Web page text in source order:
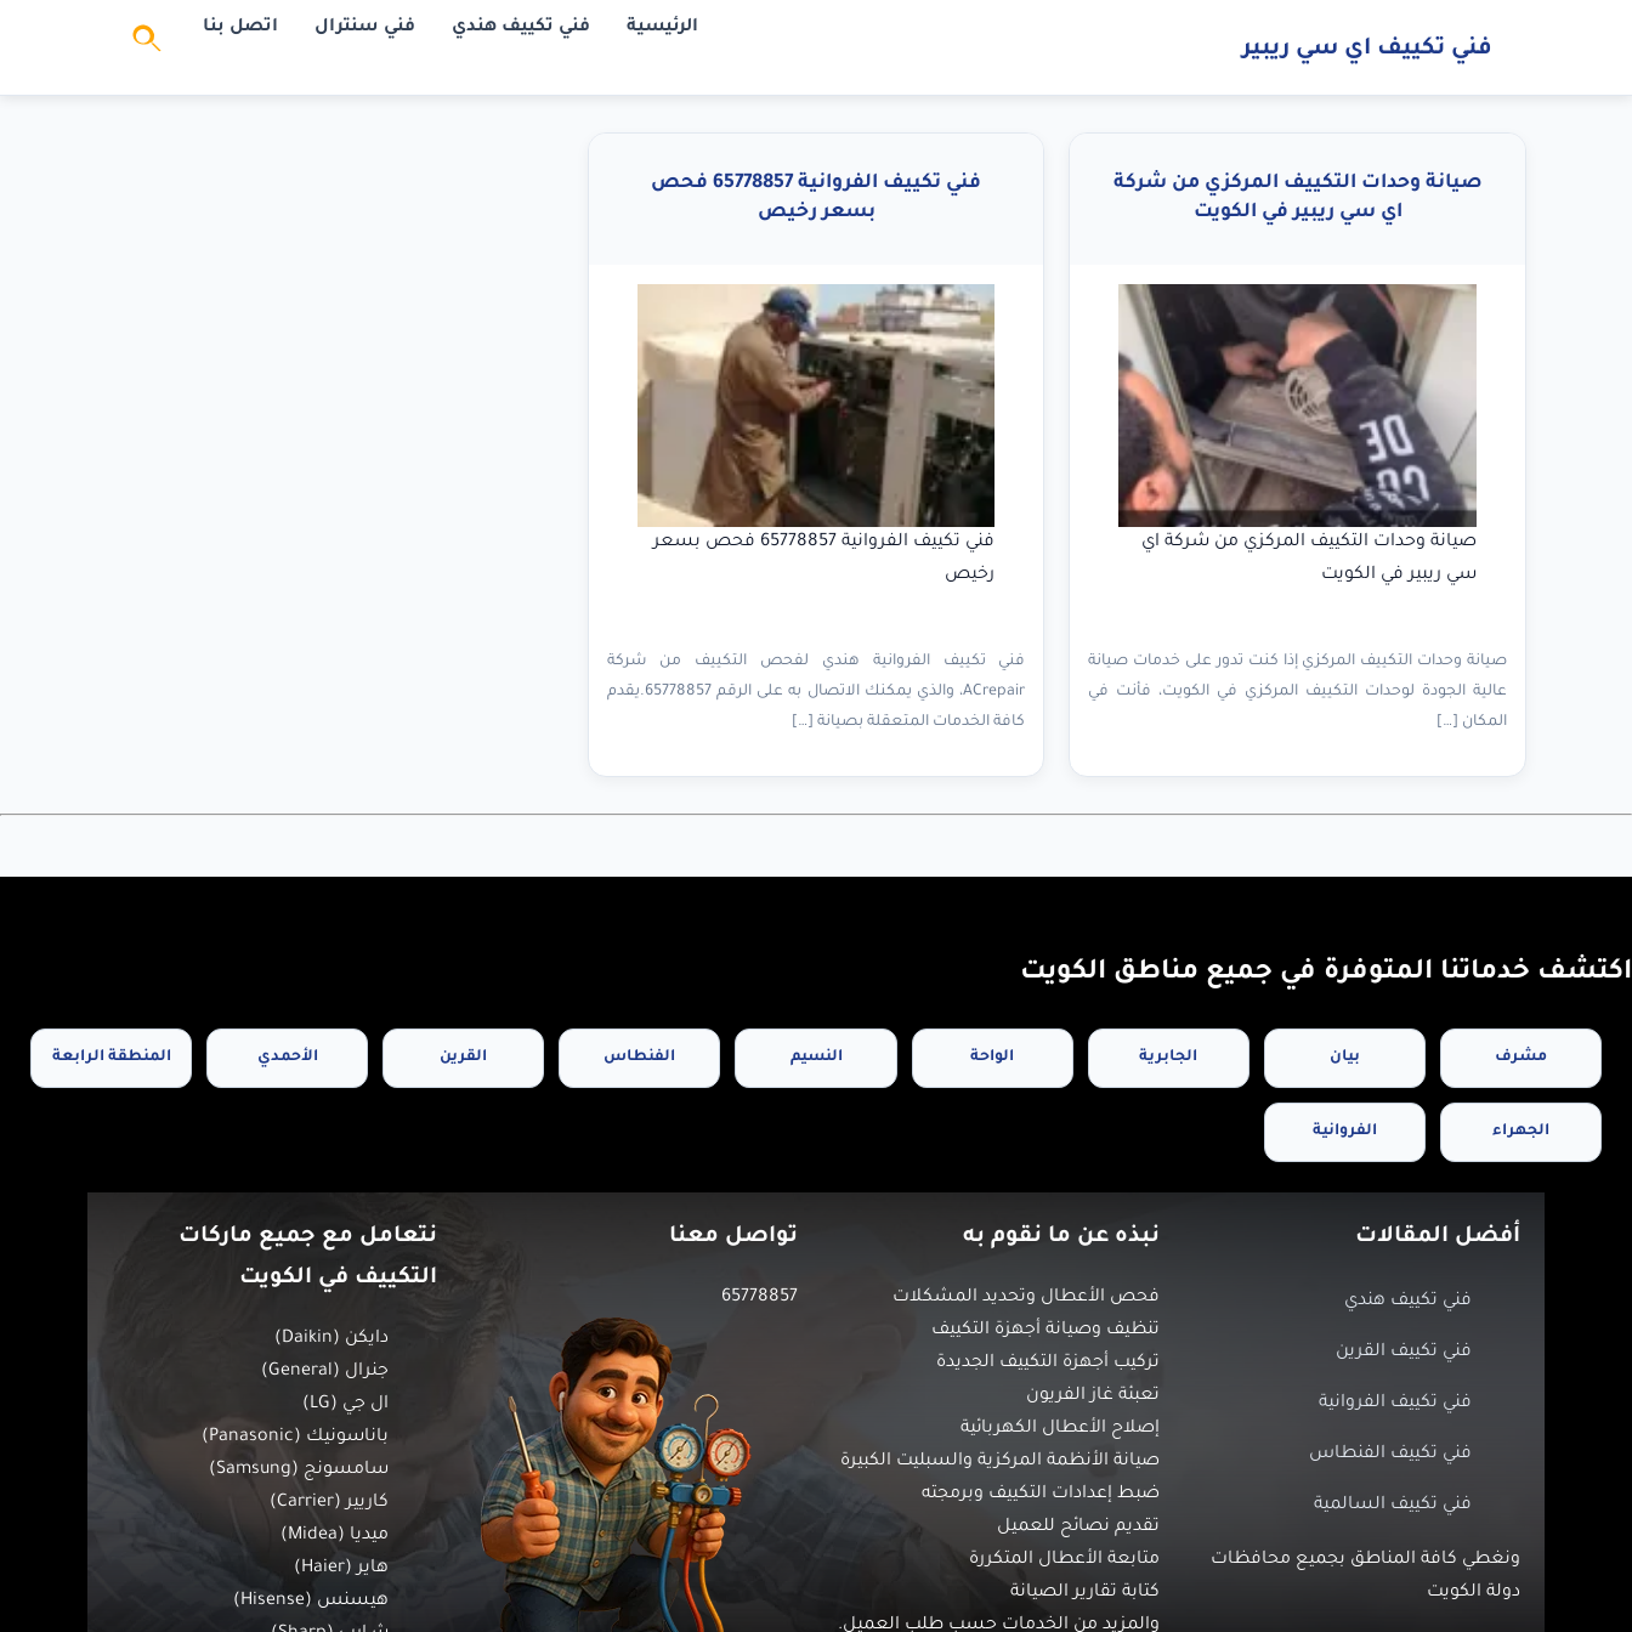
فني تكييف اي سي ريبير
الرئيسية فني تكييف هندي فني سنترال اتصل بنا
صيانة وحدات التكييف المركزي من شركة
اي سي ريبير في الكويت
صيانة وحدات التكييف المركزي من شركة اي
سي ريبير في الكويت
صيانة وحدات التكييف المركزي إذا كنت تدور على خدمات صيانة
عالية الجودة لوحدات التكييف المركزي في الكويت، فأنت في
المكان […]
فني تكييف الفروانية 65778857 فحص
بسعر رخيص
فني تكييف الفروانية 65778857 فحص بسعر
رخيص
فني تكييف الفروانية هندي لفحص التكييف من شركة
ACrepair، والذي يمكنك الاتصال به على الرقم 65778857.يقدم
كافة الخدمات المتعقلة بصيانة […]
اكتشف خدماتنا المتوفرة في جميع مناطق الكويت
مشرف بيان الجابرية الواحة النسيم الفنطاس القرين الأحمدي المنطقة الرابعة
الجهراء الفروانية
أفضل المقالات
فني تكييف هندي
فني تكييف القرين
فني تكييف الفروانية
فني تكييف الفنطاس
فني تكييف السالمية
ونغطي كافة المناطق بجميع محافظات
دولة الكويت
نبذه عن ما نقوم به
فحص الأعطال وتحديد المشكلات
تنظيف وصيانة أجهزة التكييف
تركيب أجهزة التكييف الجديدة
تعبئة غاز الفريون
إصلاح الأعطال الكهربائية
صيانة الأنظمة المركزية والسبليت الكبيرة
ضبط إعدادات التكييف وبرمجته
تقديم نصائح للعميل
متابعة الأعطال المتكررة
كتابة تقارير الصيانة
والمزيد من الخدمات حسب طلب العميل.
تواصل معنا
65778857
نتعامل مع جميع ماركات
التكييف في الكويت
دايكن (Daikin)
جنرال (General)
ال جي (LG)
باناسونيك (Panasonic)
سامسونج (Samsung)
كاريير (Carrier)
ميديا (Midea)
هاير (Haier)
هيسنس (Hisense)